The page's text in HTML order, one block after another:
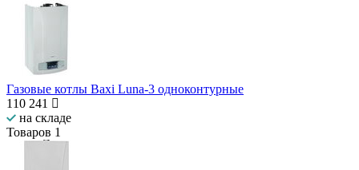
Газовые котлы Baxi Luna-3 одноконтурные
110 241
на складе
Товаров 1